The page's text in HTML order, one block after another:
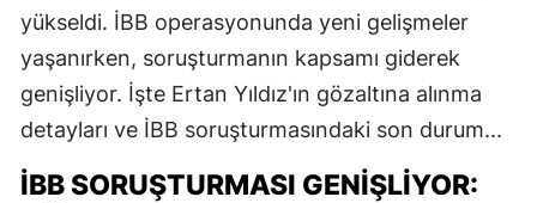
yükseldi. İBB operasyonunda yeni gelişmeler
yaşanırken, soruşturmanın kapsamı giderek
genişliyor. İşte Ertan Yıldız'ın gözaltına alınma
detayları ve İBB soruşturmasındaki son durum...
İBB SORUŞTURMASI GENIŞLIYOR: